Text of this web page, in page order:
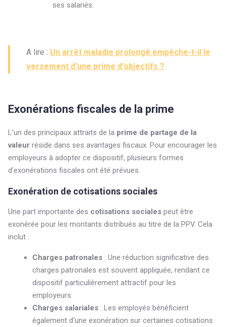
ses salariés.
A lire : Un arrêt maladie prolongé empêche-t-il le
versement d’une prime d’objectifs ?
Exonérations fiscales de la prime
L’un des principaux attraits de la prime de partage de la
valeur réside dans ses avantages fiscaux. Pour encourager les
employeurs à adopter ce dispositif, plusieurs formes
d’exonérations fiscales ont été prévues.
Exonération de cotisations sociales
Une part importante des cotisations sociales peut être
exonérée pour les montants distribués au titre de la PPV. Cela
inclut :
Charges patronales : Une réduction significative des
charges patronales est souvent appliquée, rendant ce
dispositif particulièrement attractif pour les
employeurs.
Charges salariales : Les employés bénéficient
également d'une exonération sur certaines cotisations